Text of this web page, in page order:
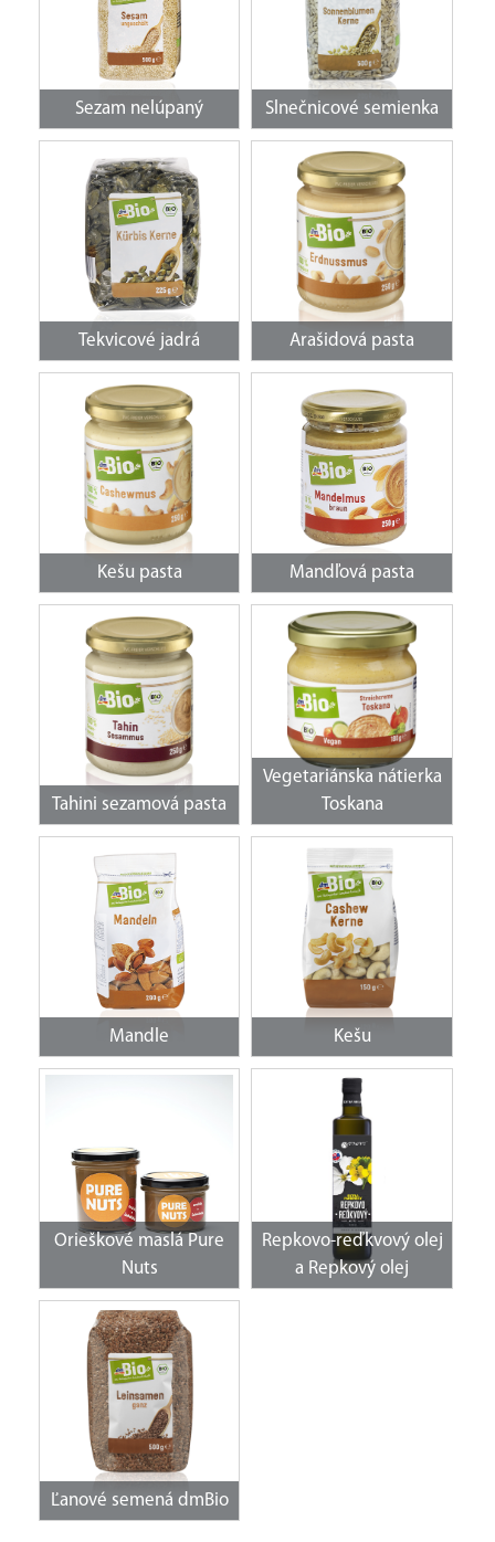
Sezam nelúpaný Slnečnicové semienka
Tekvicové jadrá Arašidová pasta
Kešu pasta Mandľová pasta
Tahini sezamová pasta
Vegetariánska nátierka
Toskana
Mandle Kešu
Orieškové maslá Pure
Nuts
Repkovo-reďkvový olej
a Repkový olej
Ľanové semená dmBio